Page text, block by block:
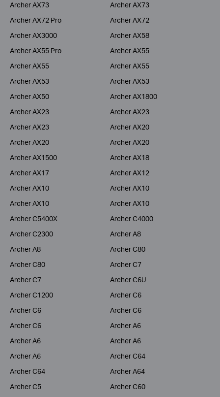
Archer AX73
Archer AX73
Archer AX72 Pro
Archer AX72
Archer AX3000
Archer AX58
Archer AX55 Pro
Archer AX55
Archer AX55
Archer AX55
Archer AX53
Archer AX53
Archer AX50
Archer AX1800
Archer AX23
Archer AX23
Archer AX23
Archer AX20
Archer AX20
Archer AX20
Archer AX1500
Archer AX18
Archer AX17
Archer AX12
Archer AX10
Archer AX10
Archer AX10
Archer AX10
Archer C5400X
Archer C4000
Archer C2300
Archer A8
Archer A8
Archer C80
Archer C80
Archer C7
Archer C7
Archer C6U
Archer C1200
Archer C6
Archer C6
Archer C6
Archer C6
Archer A6
Archer A6
Archer A6
Archer A6
Archer C64
Archer C64
Archer A64
Archer C5
Archer C60